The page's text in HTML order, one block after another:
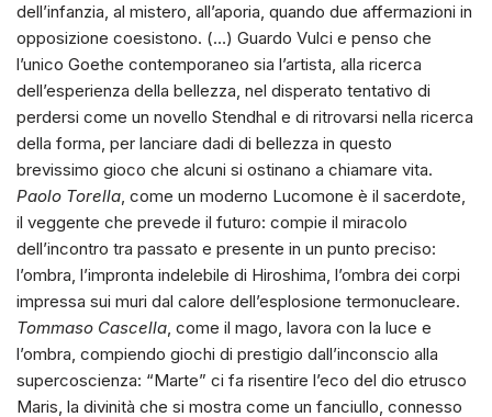
dell’infanzia, al mistero, all’aporia, quando due affermazioni in
opposizione coesistono. (…) Guardo Vulci e penso che
l’unico Goethe contemporaneo sia l’artista, alla ricerca
dell’esperienza della bellezza, nel disperato tentativo di
perdersi come un novello Stendhal e di ritrovarsi nella ricerca
della forma, per lanciare dadi di bellezza in questo
brevissimo gioco che alcuni si ostinano a chiamare vita.
Paolo Torella, come un moderno Lucomone è il sacerdote,
il veggente che prevede il futuro: compie il miracolo
dell’incontro tra passato e presente in un punto preciso:
l’ombra, l’impronta indelebile di Hiroshima, l’ombra dei corpi
impressa sui muri dal calore dell’esplosione termonucleare.
Tommaso Cascella, come il mago, lavora con la luce e
l’ombra, compiendo giochi di prestigio dall’inconscio alla
supercoscienza: “Marte” ci fa risentire l’eco del dio etrusco
Maris, la divinità che si mostra come un fanciullo, connesso